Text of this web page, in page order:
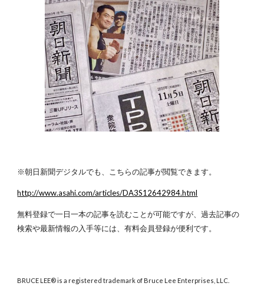
※朝日新聞デジタルでも、こちらの記事が閲覧できます。
http://www.asahi.com/articles/DA3S12642984.html
無料登録で一日一本の記事を読むことが可能ですが、過去記事の
検索や最新情報の入手等には、有料会員登録が便利です。
BRUCE LEE® is a registered trademark of Bruce Lee Enterprises, LLC.